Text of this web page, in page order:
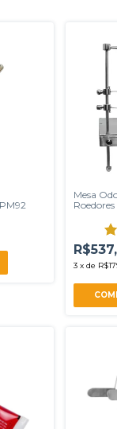
Mesa
3 x de